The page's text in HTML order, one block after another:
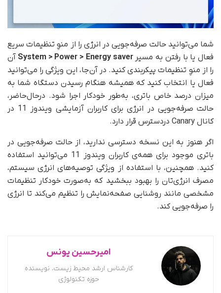
شما می‌توانید حالت صرفه‌جویی در انرژی را از منوِ تنظیمات سریع
فعال یا با رفتن به مسیرSystem > Power > Energy saver آن
را از منوِ تنظیمات پیکربندی کنید. در آن‌جا، این ویژگی را می‌توانید
فعال یا انتخاب کنید که همیشه هنگام رسیدن دستگاه شما به
میزان درصد خاص باتری، به‌طور خودکار اجرا شود. در‌حال‌حاضر،
حالت صرفه‌جویی در انرژی برای کاربران آزمایشی ویندوز 11 در
کانال Canary دردسترس قرار دارد.
اگر هنوز به این نسخه دسترسی ندارید، از حالت صرفه‌جویی در
باتری موجود برای همه‌ی کاربران ویندوز 11 می‌توانید استفاده
کنید. همچنین، با استفاده از ویژگی توصیه‌های انرژی سیستم،
مصرف انرژی‌تان را بهبود ببخشید که به‌صورت خودکار تنظیمات
مشخصی مانند روشنایی صفحه‌نمایش را تنظیم می‌کند تا انرژی
را صرفه‌جویی کند.
امیرحسین یونس
کارشناس ارشد محیط زیست، نویسنده
حوزه تکنولوژی